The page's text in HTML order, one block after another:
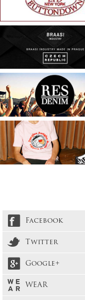
Facebook
Twitter
Google+
WEAR